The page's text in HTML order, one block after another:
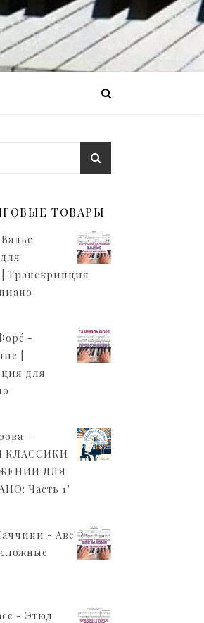
ТОВАРЫ
Транскрипция
-
|
для
-
КЛАССИКИ
ДЛЯ
Часть 1"
- Аве
- Этюд